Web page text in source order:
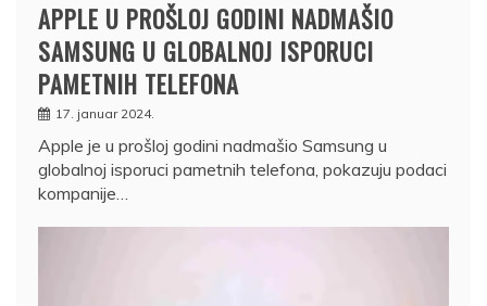
APPLE U PROŠLOJ GODINI NADMAŠIO
SAMSUNG U GLOBALNOJ ISPORUCI
PAMETNIH TELEFONA
17. januar 2024.
Apple je u prošloj godini nadmašio Samsung u
globalnoj isporuci pametnih telefona, pokazuju podaci
kompanije…